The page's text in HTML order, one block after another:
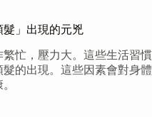
」出現的元兇
忙，壓力大。這些生活習慣
的出現。這些因素會對身體